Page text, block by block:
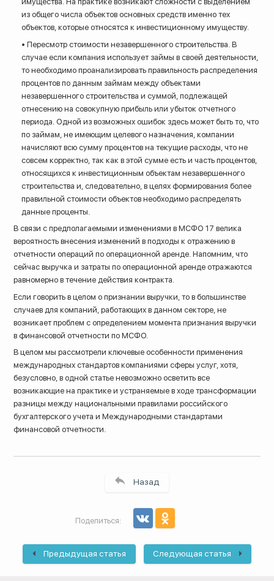
из общего числа объектов основных средств именно тех
объектов, которые относятся к инвестиционному имуществу.
• Пересмотр стоимости незавершенного строительства. В
случае если компания использует займы в своей деятельности,
то необходимо проанализировать правильность распределения
процентов по данным займам между объектами
незавершенного строительства и суммой, подлежащей
отнесению на совокупную прибыль или убыток отчетного
периода. Одной из возможных ошибок здесь может быть то, что
по займам, не имеющим целевого назначения, компании
начисляют всю сумму процентов на текущие расходы, что не
совсем корректно, так как в этой сумме есть и часть процентов,
относящихся к инвестиционным объектам незавершенного
строительства и, следовательно, в целях формирования более
правильной стоимости объектов необходимо распределять
данные проценты.
В связи с предполагаемыми изменениями в МСФО 17 велика
вероятность внесения изменений в подходы к отражению в
отчетности операций по операционной аренде. Напомним, что
сейчас выручка и затраты по операционной аренде отражаются
равномерно в течение действия контракта.
Если говорить в целом о признании выручки, то в большинстве
случаев для компаний, работающих в данном секторе, не
возникает проблем с определением момента признания выручки
в финансовой отчетности по МСФО.
В целом мы рассмотрели ключевые особенности применения
международных стандартов компаниями сферы услуг, хотя,
безусловно, в одной статье невозможно осветить все
возникающие на практике и устраняемые в ходе трансформации
разницы между национальными правилами российского
бухгалтерского учета и Международными стандартами
финансовой отчетности.
Назад
Поделиться:
Предыдущая статья Следующая статья